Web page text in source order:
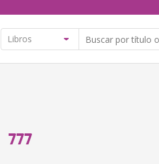
777